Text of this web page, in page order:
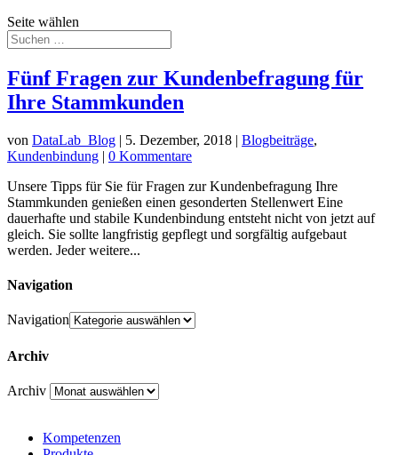
Seite wählen
Fünf Fragen zur Kundenbefragung für
Ihre Stammkunden
von DataLab_Blog | 5. Dezember, 2018 | Blogbeiträge,
Kundenbindung | 0 Kommentare
Unsere Tipps für Sie für Fragen zur Kundenbefragung Ihre
Stammkunden genießen einen gesonderten Stellenwert Eine
dauerhafte und stabile Kundenbindung entsteht nicht von jetzt auf
gleich. Sie sollte langfristig gepflegt und sorgfältig aufgebaut
werden. Jeder weitere...
Navigation
Navigation
Archiv
Archiv
Kompetenzen